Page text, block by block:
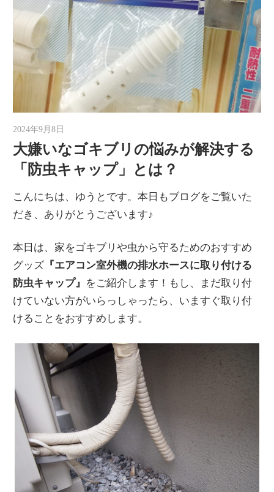
2024年9月8日
大嫌いなゴキブリの悩みが解決する
「防虫キャップ」とは？
こんにちは、ゆうとです。本日もブログをご覧いた
だき、ありがとうございます♪
本日は、家をゴキブリや虫から守るためのおすすめ
グッズ 『エアコン室外機の排水ホースに取り付ける
防虫キャップ』 をご紹介します！もし、まだ取り付
けていない方がいらっしゃったら、いますぐ取り付
けることをおすすめします。